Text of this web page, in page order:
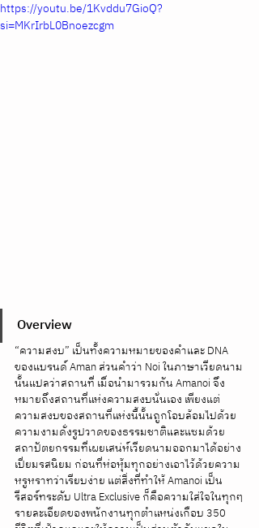
https://youtu.be/1Kvddu7GioQ?
si=MKrIrbL0Bnoezcgm
Overview
“ความสงบ” เป็นทั้งความหมายของคำและ DNA
ของแบรนด์ Aman ส่วนคำว่า Noi ในภาษาเวียดนาม
นั้นแปลว่าสถานที่ เมื่อนำมารวมกัน Amanoi จึง
หมายถึงสถานที่แห่งความสงบนั่นเอง เพียงแต่
ความสงบของสถานที่แห่งนี้นั้นถูกโอบล้อมไปด้วย
ความงามดั่งรูปวาดของธรรมชาติและแซมด้วย
สถาปัตยกรรมที่เผยเสน่ห์เวียดนามออกมาได้อย่าง
เปี่ยมรสนิยม ก่อนที่ห่อหุ้มทุกอย่างเอาไว้ด้วยความ
หรูหราทว่าเรียบง่าย แต่สิ่งที่ทำให้ Amanoi เป็น
รีสอร์ทระดับ Ultra Exclusive ก็คือความใส่ใจในทุกๆ
รายละเอียดของพนักงานทุกตำแหน่งเกือบ 350